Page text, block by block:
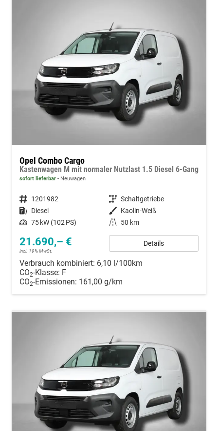
Opel Combo Cargo
Kastenwagen M mit normaler Nutzlast 1.5 Diesel 6-Gang
sofort lieferbar Neuwagen
Fahrzeugnummer 1201982 Getriebe Schaltgetriebe
Kraftstoff Diesel Außenfarbe Kaolin-Weiß
Leistung 75 kW (102 PS) Kilometerstand 50 km
21.690,– €
incl. 19% MwSt.
Details
Verbrauch kombiniert: 6,10 l/100km
CO2-Klasse: F
CO2-Emissionen: 161,00 g/km